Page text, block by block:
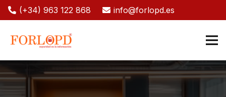
(+34) 963 122 868 info@forlopd.es